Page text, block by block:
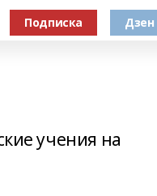
Подписка Дзен
учения на